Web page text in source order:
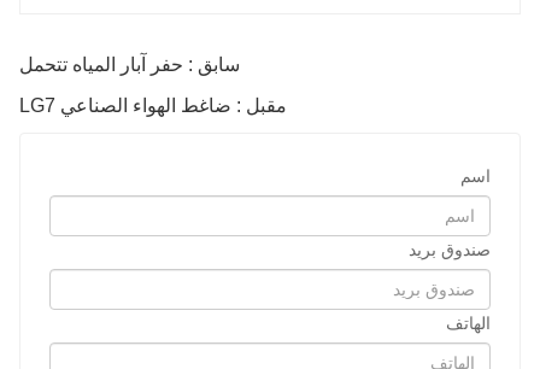
سابق : حفر آبار المياه تتحمل
مقبل : ضاغط الهواء الصناعي LG7
اسم
صندوق بريد
الهاتف